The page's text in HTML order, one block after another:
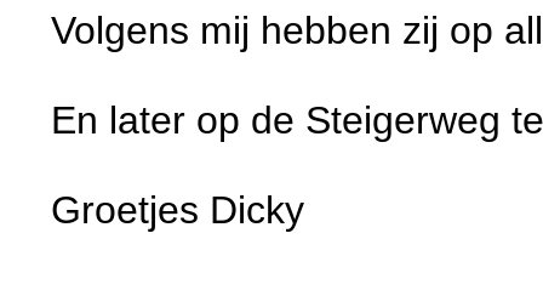
Volgens mij hebben zij op
En later op de Steigerweg
Groetjes Dicky